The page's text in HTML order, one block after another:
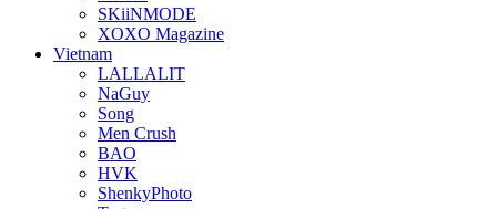
SKiiNMODE
XOXO Magazine
Vietnam
LALLALIT
NaGuy
Song
Men Crush
BAO
HVK
ShenkyPhoto